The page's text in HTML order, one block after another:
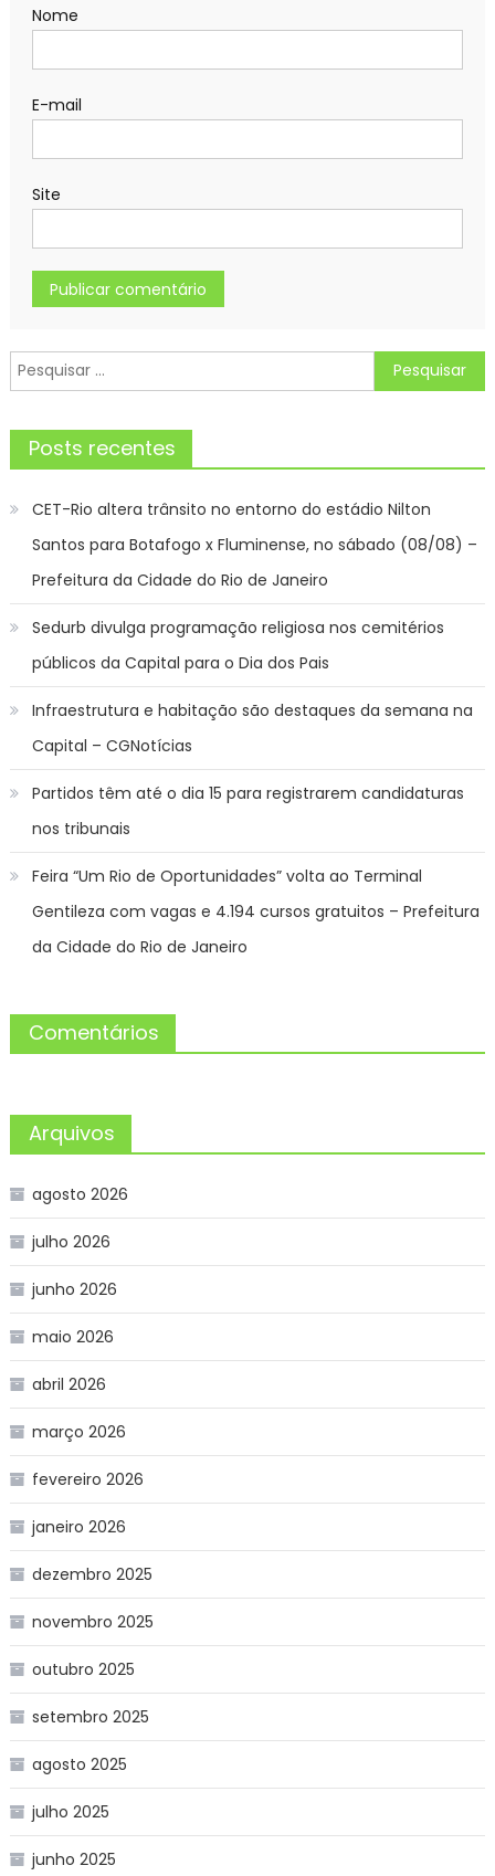
Nome
E-mail
Site
Pesquisar
por:
Posts recentes
CET-Rio altera trânsito no entorno do estádio Nilton
Santos para Botafogo x Fluminense, no sábado (08/08) –
Prefeitura da Cidade do Rio de Janeiro
Sedurb divulga programação religiosa nos cemitérios
públicos da Capital para o Dia dos Pais
Infraestrutura e habitação são destaques da semana na
Capital – CGNotícias
Partidos têm até o dia 15 para registrarem candidaturas
nos tribunais
Feira “Um Rio de Oportunidades” volta ao Terminal
Gentileza com vagas e 4.194 cursos gratuitos – Prefeitura
da Cidade do Rio de Janeiro
Comentários
Arquivos
agosto 2026
julho 2026
junho 2026
maio 2026
abril 2026
março 2026
fevereiro 2026
janeiro 2026
dezembro 2025
novembro 2025
outubro 2025
setembro 2025
agosto 2025
julho 2025
junho 2025